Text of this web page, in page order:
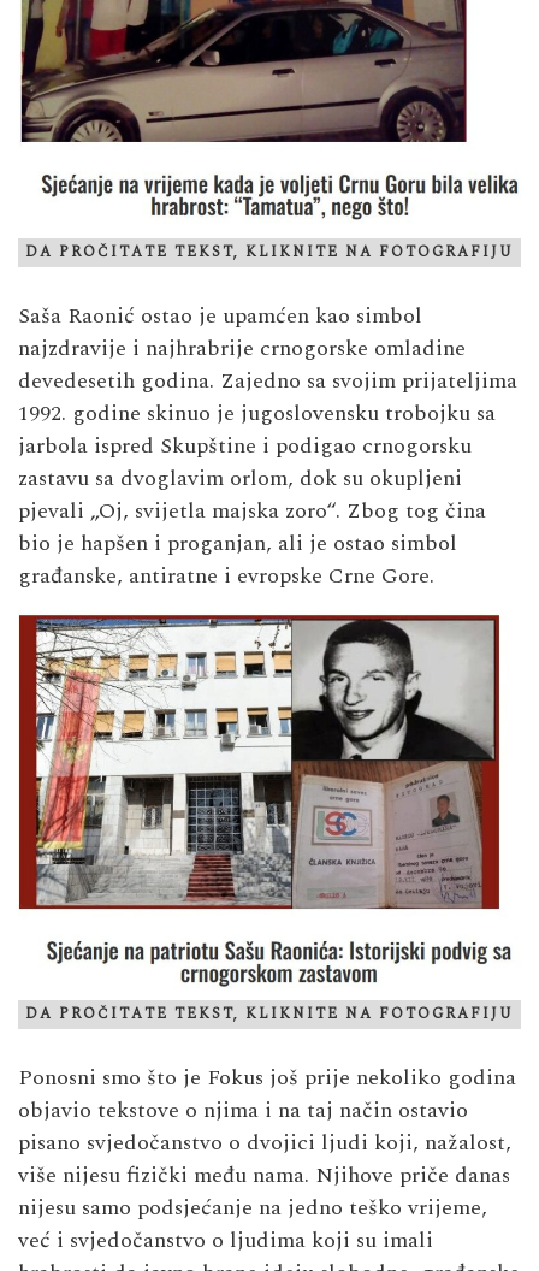
DA PROČITATE TEKST, KLIKNITE NA FOTOGRAFIJU
Saša Raonić ostao je upamćen kao simbol
najzdravije i najhrabrije crnogorske omladine
devedesetih godina. Zajedno sa svojim prijateljima
1992. godine skinuo je jugoslovensku trobojku sa
jarbola ispred Skupštine i podigao crnogorsku
zastavu sa dvoglavim orlom, dok su okupljeni
pjevali „Oj, svijetla majska zoro“. Zbog tog čina
bio je hapšen i proganjan, ali je ostao simbol
građanske, antiratne i evropske Crne Gore.
DA PROČITATE TEKST, KLIKNITE NA FOTOGRAFIJU
Ponosni smo što je Fokus još prije nekoliko godina
objavio tekstove o njima i na taj način ostavio
pisano svjedočanstvo o dvojici ljudi koji, nažalost,
više nijesu fizički među nama. Njihove priče danas
nijesu samo podsjećanje na jedno teško vrijeme,
već i svjedočanstvo o ljudima koji su imali